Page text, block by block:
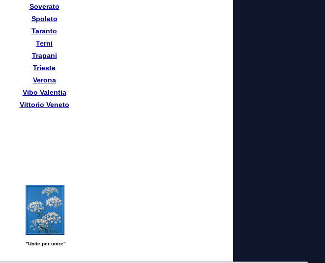
Soverato
Spoleto
Taranto
Terni
Trapani
Trieste
Verona
Vibo Valentia
Vittorio Veneto
"Unite per unire"